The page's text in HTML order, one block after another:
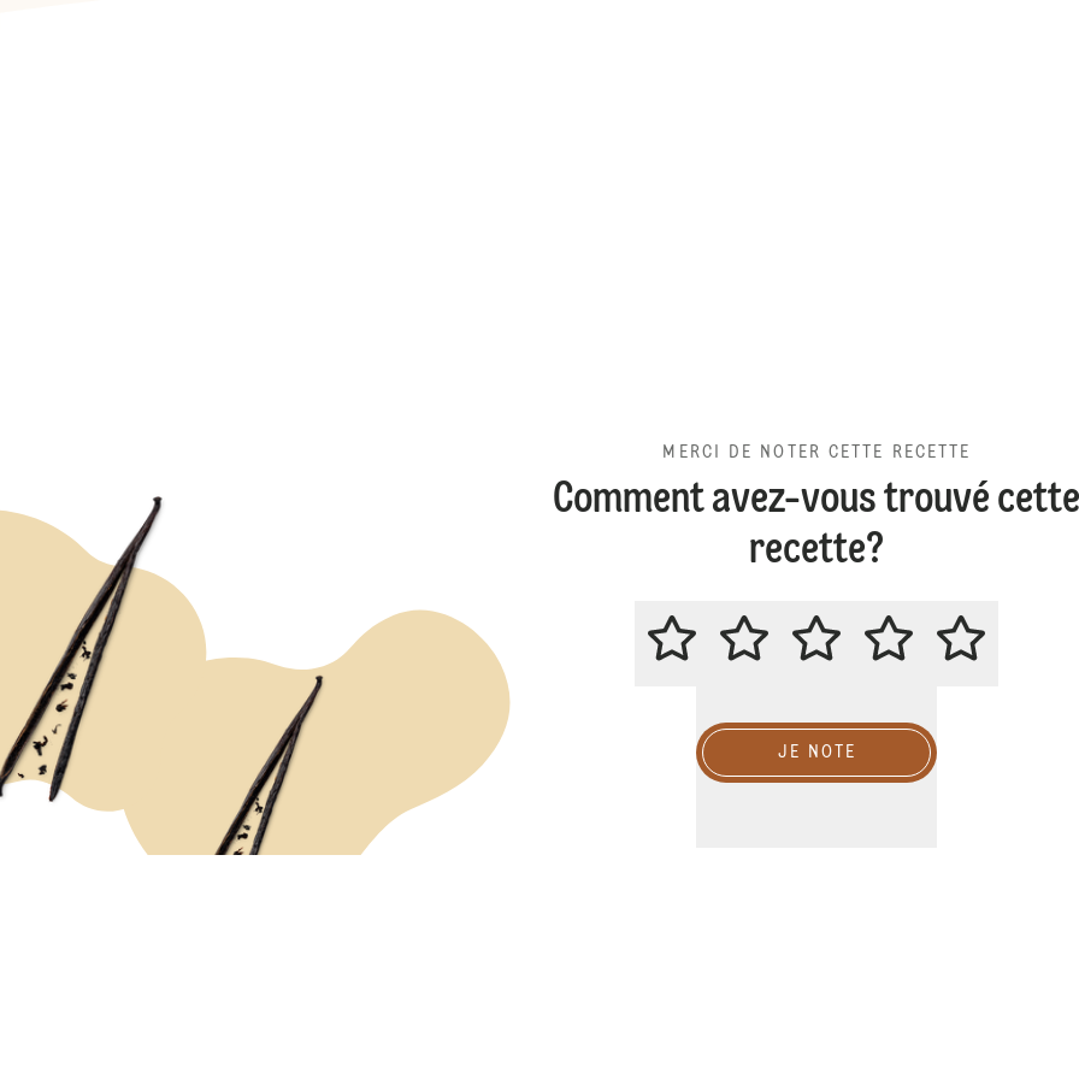
MERCI DE NOTER CETTE RECETTE
Comment avez-vous trouvé
recette?
MERCI DE NOTER CETTE
JE NOTE